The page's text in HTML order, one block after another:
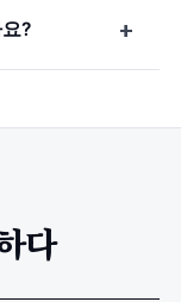
? +
다